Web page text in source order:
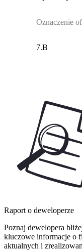
Oznaczenie
7.B
Raport o deweloperze
Poznaj dewelopera
kluczowe informacje o
aktualnych i